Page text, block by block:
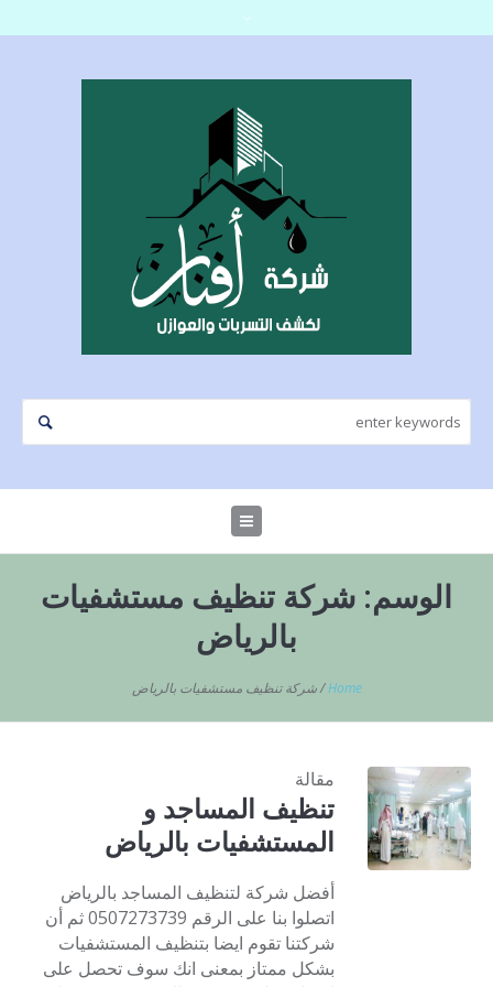
الوسم: شركة تنظيف مستشفيات
بالرياض
Home
/شركة تنظيف مستشفيات بالرياض
مقالة
تنظيف المساجد و
المستشفيات بالرياض
أفضل شركة لتنظيف المساجد بالرياض
اتصلوا بنا على الرقم 0507273739 ثم أن
شركتنا تقوم ايضا بتنظيف المستشفيات
بشكل ممتاز بمعنى انك سوف تحصل على